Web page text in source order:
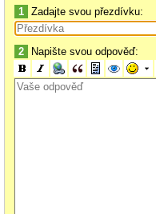
1 Zadajte svou přezdívku:
2 Napište svou odpověď: